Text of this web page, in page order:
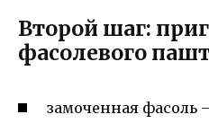
Второй шаг:
фасолевого
замоченная фасоль